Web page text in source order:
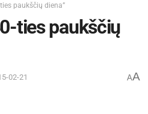
paukščių diena”
ties paukščių
02-21 AA